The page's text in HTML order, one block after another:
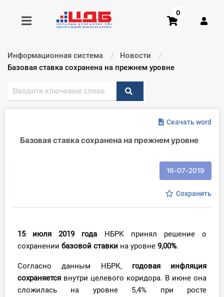
Получить консультацию
Купить доступ
Формы
Инструменты
Справочник бухгалтера
0
Информационная система
Новости
Текущий:
Базовая ставка сохранена на прежнем уровне
Скачать word
Базовая ставка сохранена на прежнем уровне
16-07-2019
Сохранить
15 июля 2019 года НБРК принял решение о
сохранении базовой ставки на уровне 9,00%.
Согласно данным НБРК, годовая инфляция
сохраняется внутри целевого коридора. В июне она
сложилась на уровне 5,4% при росте